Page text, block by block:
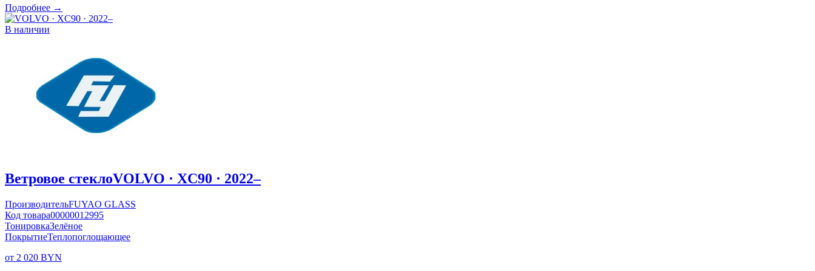
Подробнее →
В наличии
Ветровое стеклоVOLVO · XC90 · 2022–
ПроизводительFUYAO GLASS
Код товара00000012995
ТонировкаЗелёное
ПокрытиеТеплопоглощающее
от 2 020 BYN